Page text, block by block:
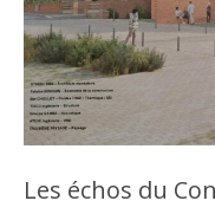
Les échos du